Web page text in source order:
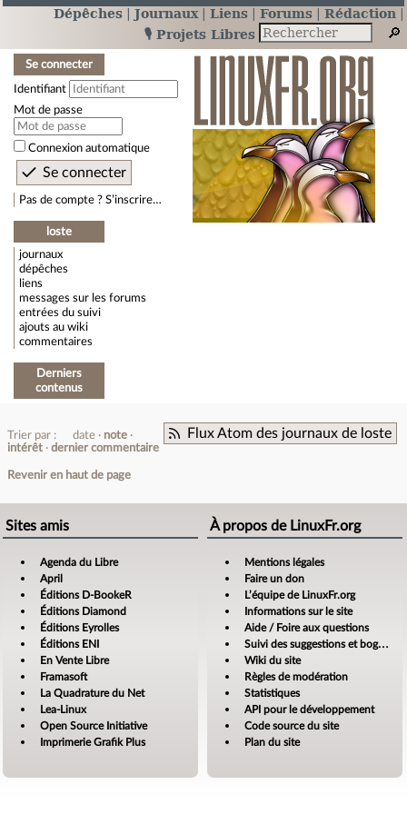
Dépêches Journaux Liens Forums
Rédaction
🎙️ Projets Libres
Se connecter
Identifiant
Mot de passe
Connexion automatique
Pas de compte ? S’inscrire…
loste
journaux
dépêches
liens
messages sur les forums
entrées du suivi
ajouts au wiki
commentaires
Derniers
contenus
Flux Atom des journaux de loste
Trier par : date
note
intérêt
dernier commentaire
Revenir en haut de page
Sites amis
Agenda du Libre
April
Éditions D-BookeR
Éditions Diamond
Éditions Eyrolles
Éditions ENI
En Vente Libre
Framasoft
La Quadrature du Net
Lea-Linux
Open Source Initiative
Imprimerie Grafik Plus
À propos de LinuxFr.org
Mentions légales
Faire un don
L’équipe de LinuxFr.org
Informations sur le site
Aide / Foire aux questions
Suivi des suggestions et bogues
Wiki du site
Règles de modération
Statistiques
API pour le développement
Code source du site
Plan du site